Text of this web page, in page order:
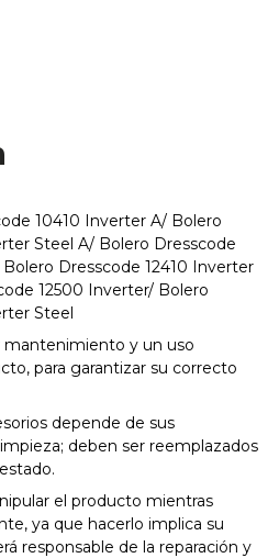
10410 Inverter A/ Bolero
Steel A/ Bolero Dresscode
Dresscode 12410 Inverter
12500 Inverter/ Bolero
Steel
mantenimiento y un uso
para garantizar su correcto
depende de sus
deben ser reemplazados
el producto mientras
ya que hacerlo implica su
responsable de la reparación y